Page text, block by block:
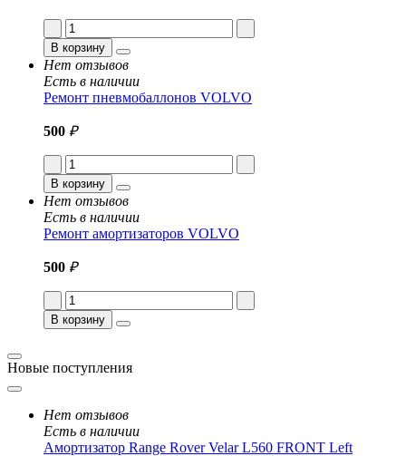
В корзину
Нет отзывов
Есть в наличии
Ремонт пневмобаллонов VOLVO
500 ₽
В корзину
Нет отзывов
Есть в наличии
Ремонт амортизаторов VOLVO
500 ₽
В корзину
Новые поступления
Нет отзывов
Есть в наличии
Амортизатор Range Rover Velar L560 FRONT Left